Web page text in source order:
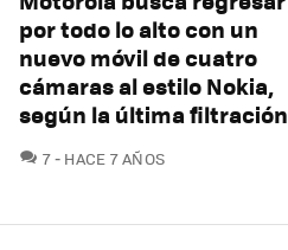
por todo lo alto con un
nuevo móvil de cuatro
cámaras al estilo Nokia,
según la última filtración
7COMENTARIOS
HACE 7 AÑOS